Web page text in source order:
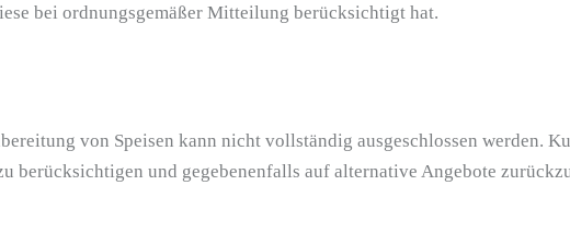
bei ordnungsgemäßer Mitteilung berücksichtigt hat.
von Speisen kann nicht vollständig ausgeschlossen werden.
berücksichtigen und gegebenenfalls auf alternative Angebote